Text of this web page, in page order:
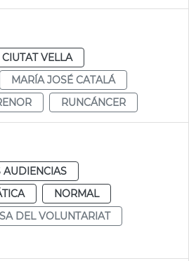
CIUTAT VELLA
MARÍA JOSÉ CATALÁ
RUNCÁNCER
AUDIENCIAS
NORMAL
DEL VOLUNTARIAT